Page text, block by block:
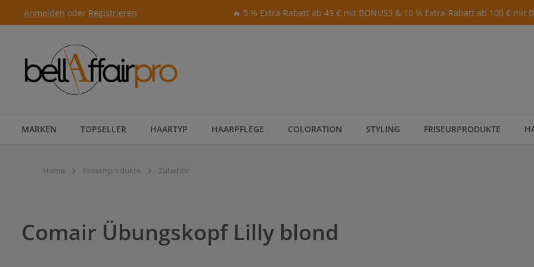
Hauptnavigation springen
Anmelden oder Registrieren 🔥 5 % Extra-Rabatt ab 49 € mit BONUS3 & 10 % Extra-Rabatt ab 100 € mit
MARKEN TOPSELLER HAARTYP HAARPFLEGE COLORATION STYLING FRISEURPRODUKTE
Home Friseurprodukte Zubehör
Comair Übungskopf Lilly blond